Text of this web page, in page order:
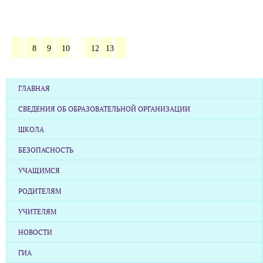
8 9 10 11 12 13
ГЛАВНАЯ
СВЕДЕНИЯ ОБ ОБРАЗОВАТЕЛЬНОЙ ОРГАНИЗАЦИИ
ШКОЛА
БЕЗОПАСНОСТЬ
УЧАЩИМСЯ
РОДИТЕЛЯМ
УЧИТЕЛЯМ
НОВОСТИ
ГИА